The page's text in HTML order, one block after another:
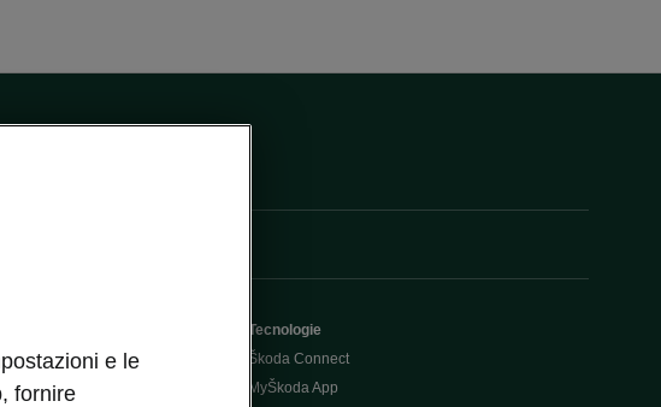
proprietà
Tecnologie
Škoda Connect
MyŠkoda App
e le
fornire